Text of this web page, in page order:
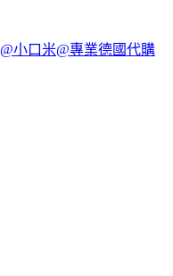
@小口米@專業德國代購